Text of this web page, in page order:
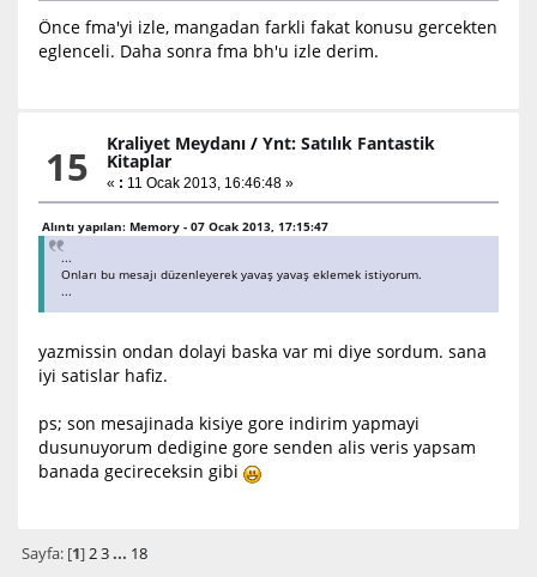
Önce fma'yi izle, mangadan farkli fakat konusu gercekten
eglenceli. Daha sonra fma bh'u izle derim.
15 Kraliyet Meydanı /Ynt: Satılık Fantastik
Kitaplar
« : 11 Ocak 2013, 16:46:48 »
Alıntı yapılan: Memory - 07 Ocak 2013, 17:15:47
...
Onları bu mesajı düzenleyerek yavaş yavaş eklemek istiyorum.
...
yazmissin ondan dolayi baska var mi diye sordum. sana
iyi satislar hafiz.
ps; son mesajinada kisiye gore indirim yapmayi
dusunuyorum dedigine gore senden alis veris yapsam
banada gecireceksin gibi
Sayfa: [1]2 3 ... 18